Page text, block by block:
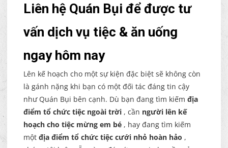
Liên hệ Quán Bụi để được tư
vấn dịch vụ tiệc & ăn uống
ngay hôm nay
Lên kế hoạch cho một sự kiện đặc biệt sẽ không còn
là gánh nặng khi bạn có một đối tác đáng tin cậy
như Quán Bụi bên cạnh. Dù bạn đang tìm kiếm địa
điểm tổ chức tiệc ngoài trời , cần người lên kế
hoạch cho tiệc mừng em bé , hay đang tìm kiếm
một địa điểm tổ chức tiệc cưới nhỏ hoàn hảo ,